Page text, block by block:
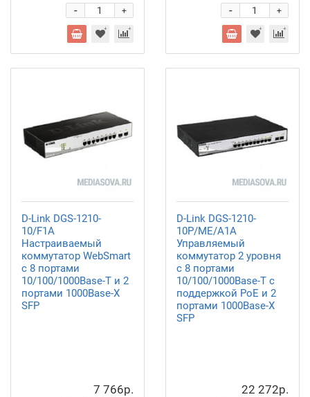
+
- +
-
D-Link DGS-1210-
10/F1A
Настраиваемый
коммутатор WebSmart
с 8 портами
10/100/1000Base-T и 2
портами 1000Base-X
SFP
7 766р.
D-Link DGS-1210-
10P/ME/A1A
Управляемый
коммутатор 2 уровня
с 8 портами
10/100/1000Base-T с
поддержкой PoE и 2
портами 1000Base-X
SFP
22 272р.